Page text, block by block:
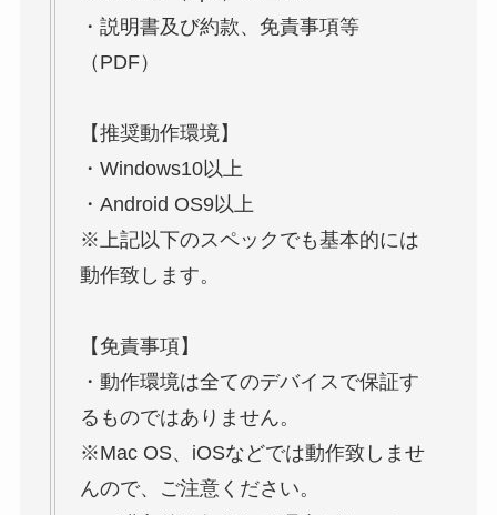
・説明書及び約款、免責事項等
（PDF）
【推奨動作環境】
・Windows10以上
・Android OS9以上
※上記以下のスペックでも基本的には
動作致します。
【免責事項】
・動作環境は全てのデバイスで保証す
るものではありません。
※Mac OS、iOSなどでは動作致しませ
んので、ご注意ください。